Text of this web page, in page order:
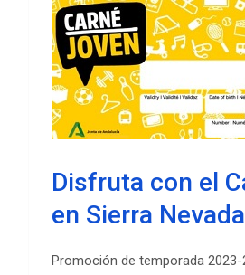
Disfruta con el
en Sierra Nevada
Promoción de temporada